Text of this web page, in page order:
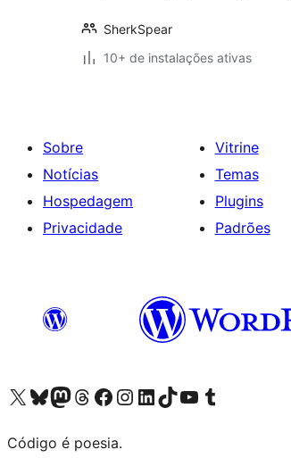
SherkSpear
10+ de instalações ativas
Sobre
Notícias
Hospedagem
Privacidade
Vitrine
Temas
Plugins
Padrões
Acessar nossa conta do X (antigo Twitter)
Acessar nossa conta do Bluesky
Acessar nossa conta do Mastodon
Acessar nossa conta do Threads
Acessar nossa página do Facebook
Acessar nossa conta do Instagram
Acessar nossa conta do LinkedIn
Acessar nossa conta do TikTok
Acessar nosso canal do YouTube
Acessar nossa conta no Tumblr
Código é poesia.